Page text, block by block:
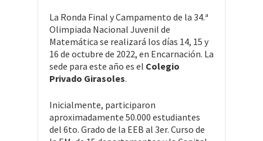
La Ronda Final y Campamento de la 34.ª
Olimpiada Nacional Juvenil de
Matemática se realizará los días 14, 15 y
16 de octubre de 2022, en Encarnación. La
sede para este año es el Colegio
Privado Girasoles.
Inicialmente, participaron
aproximadamente 50.000 estudiantes
del 6to. Grado de la EEB al 3er. Curso de